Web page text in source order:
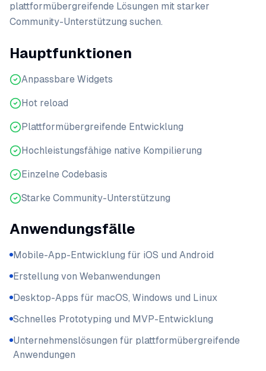
plattformübergreifende Lösungen mit starker
Community-Unterstützung suchen.
Hauptfunktionen
Anpassbare Widgets
Hot reload
Plattformübergreifende Entwicklung
Hochleistungsfähige native Kompilierung
Einzelne Codebasis
Starke Community-Unterstützung
Anwendungsfälle
Mobile-App-Entwicklung für iOS und Android
Erstellung von Webanwendungen
Desktop-Apps für macOS, Windows und Linux
Schnelles Prototyping und MVP-Entwicklung
Unternehmenslösungen für plattformübergreifende
Anwendungen